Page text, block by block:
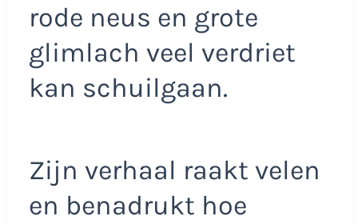
rode neus en grote
glimlach veel verdriet
kan schuilgaan.
Zijn verhaal raakt velen
en benadrukt hoe